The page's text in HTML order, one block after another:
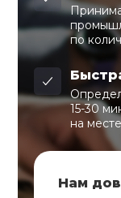
по
15-30
на месте
Нам